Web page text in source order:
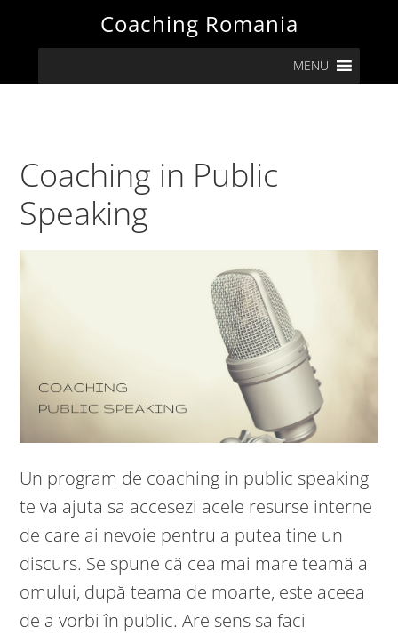
Coaching Romania
MENU
Coaching in Public
Speaking
Un program de coaching in public speaking
te va ajuta sa accesezi acele resurse interne
de care ai nevoie pentru a putea tine un
discurs. Se spune că cea mai mare teamă a
omului, după teama de moarte, este aceea
de a vorbi în public. Are sens sa faci